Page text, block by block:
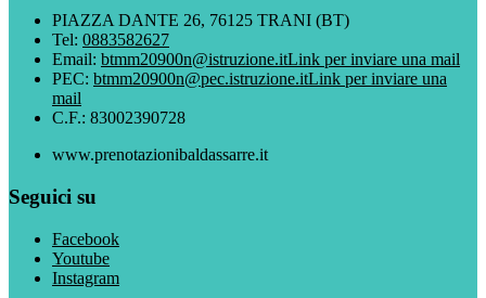
PIAZZA DANTE 26, 76125 TRANI (BT)
Tel: 0883582627
Email: btmm20900n@istruzione.itLink per inviare una mail
PEC: btmm20900n@pec.istruzione.itLink per inviare una
mail
C.F.: 83002390728
www.prenotazionibaldassarre.it
Seguici su
Facebook
Youtube
Instagram